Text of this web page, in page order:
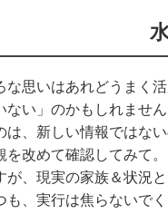
な思いはあれどうまく
ない」のかもしれませ
は、新しい情報ではな
を改めて確認してみて
が、現実の家族＆状況
も、実行は焦らないで